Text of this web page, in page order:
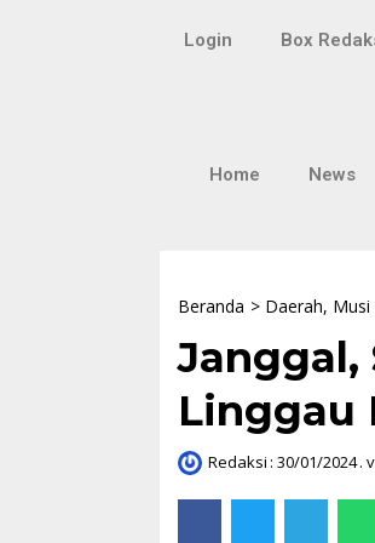
Login Box
Home News
Beranda > Daerah, Musi
Janggal,
Linggau
Redaksi : 30/01/2024.